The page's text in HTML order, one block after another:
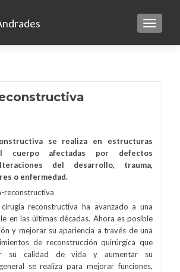
se realiza en estructuras
cuerpo afectadas por defectos
del desarrollo, trauma,
o enfermedad.
reconstructiva ha avanzado a una
en las últimas décadas. Ahora es posible
y mejorar su apariencia a través de una
de reconstrucción quirúrgica que
su calidad de vida y aumentar su
se realiza para mejorar funciones,